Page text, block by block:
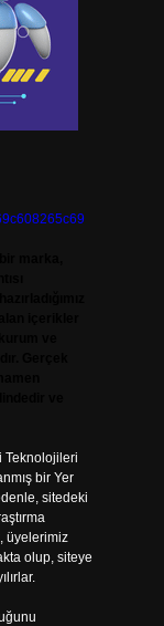
Teknolojileri
bir Yer
sitedeki
üyelerimiz
olup, siteye